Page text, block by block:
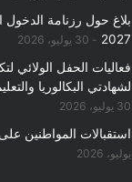
2027
30 يوليو، 2026
فعاليات الحفل الولائي
لشهادتي البكالوريا
30 يوليو، 2026
استقبالات المواطنين
يوليو، 2026